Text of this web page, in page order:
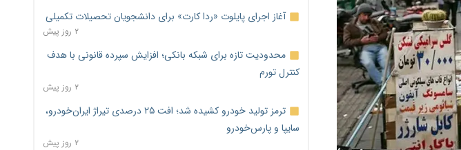
آغاز اجرای پایلوت «ردا کارت» برای دانشجویان تحصیلات تکمیلی
۲ روز پیش
محدودیت تازه برای شبکه بانکی؛ افزایش سپرده قانونی با هدف
کنترل تورم
۲ روز پیش
ترمز تولید خودرو کشیده شد؛ افت ۲۵ درصدی تیراژ ایران‌خودرو،
سایپا و پارس‌خودرو
۲ روز پیش